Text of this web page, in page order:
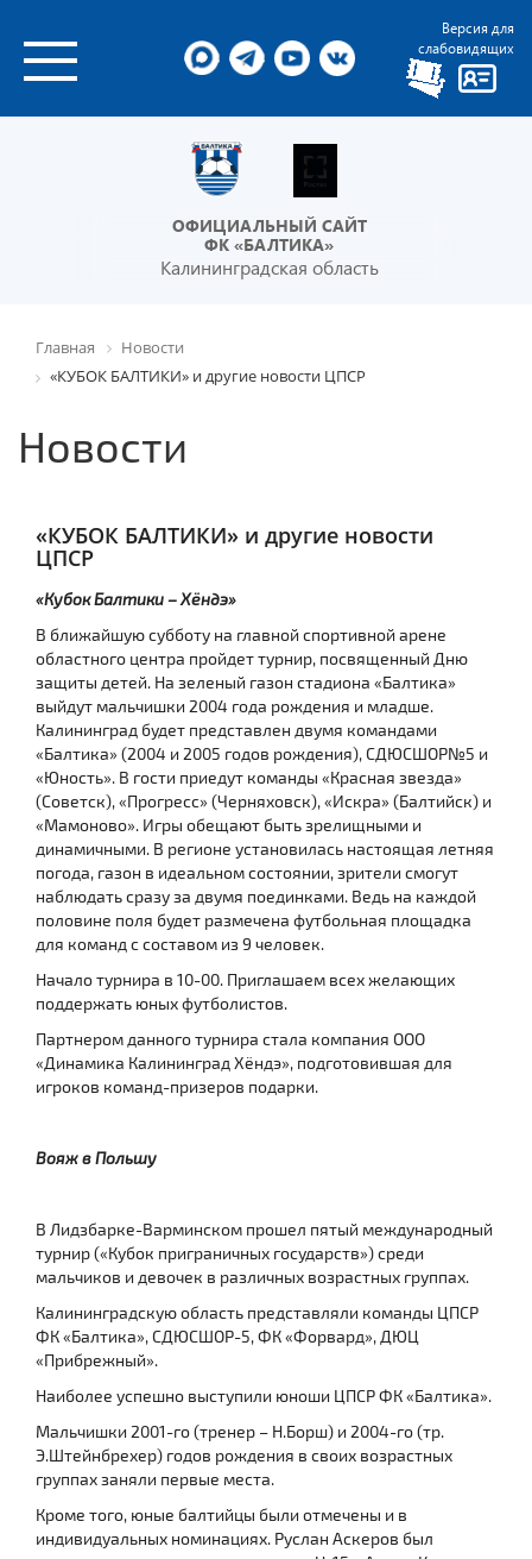
Версия для
слабовидящих
ОФИЦИАЛЬНЫЙ САЙТ
ФК «БАЛТИКА»
Калининградская область
Главная
Новости
«КУБОК БАЛТИКИ» и другие новости ЦПСР
Новости
«КУБОК БАЛТИКИ» и другие новости
ЦПСР
«Кубок Балтики – Хёндэ»
В ближайшую субботу на главной спортивной арене
областного центра пройдет турнир, посвященный Дню
защиты детей. На зеленый газон стадиона «Балтика»
выйдут мальчишки 2004 года рождения и младше.
Калининград будет представлен двумя командами
«Балтика» (2004 и 2005 годов рождения), СДЮСШОР№5 и
«Юность». В гости приедут команды «Красная звезда»
(Советск), «Прогресс» (Черняховск), «Искра» (Балтийск) и
«Мамоново». Игры обещают быть зрелищными и
динамичными. В регионе установилась настоящая летняя
погода, газон в идеальном состоянии, зрители смогут
наблюдать сразу за двумя поединками. Ведь на каждой
половине поля будет размечена футбольная площадка
для команд с составом из 9 человек.
Начало турнира в 10-00. Приглашаем всех желающих
поддержать юных футболистов.
Партнером данного турнира стала компания ООО
«Динамика Калининград Хёндэ», подготовившая для
игроков команд-призеров подарки.
Вояж в Польшу
В Лидзбарке-Варминском прошел пятый международный
турнир («Кубок приграничных государств») среди
мальчиков и девочек в различных возрастных группах.
Калининградскую область представляли команды ЦПСР
ФК «Балтика», СДЮСШОР-5, ФК «Форвард», ДЮЦ
«Прибрежный».
Наиболее успешно выступили юноши ЦПСР ФК «Балтика».
Мальчишки 2001-го (тренер – Н.Борш) и 2004-го (тр.
Э.Штейнбрехер) годов рождения в своих возрастных
группах заняли первые места.
Кроме того, юные балтийцы были отмечены и в
индивидуальных номинациях. Руслан Аскеров был